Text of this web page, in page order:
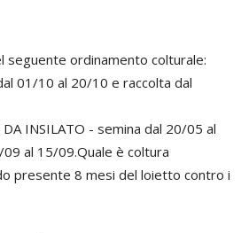
seguente ordinamento colturale:
01/10 al 20/10 e raccolta dal
DA INSILATO - semina dal 20/05 al
al 15/09.Quale è coltura
presente 8 mesi del loietto contro i